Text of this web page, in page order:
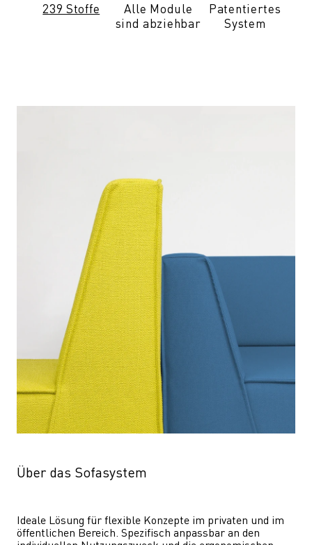
239 Stoffe
Alle Module
sind abziehbar
Patentiertes
System
Über das Sofasystem
Ideale Lösung für flexible Konzepte im privaten und im
öffentlichen Bereich. Spezifisch anpassbar an den